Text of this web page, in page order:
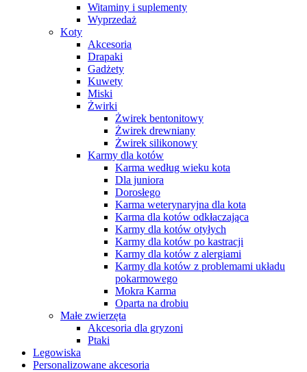
Witaminy i suplementy
Wyprzedaż
Koty
Akcesoria
Drapaki
Gadżety
Kuwety
Miski
Żwirki
Żwirek bentonitowy
Żwirek drewniany
Żwirek silikonowy
Karmy dla kotów
Karma według wieku kota
Dla juniora
Dorosłego
Karma weterynaryjna dla kota
Karma dla kotów odkłaczająca
Karmy dla kotów otyłych
Karmy dla kotów po kastracji
Karmy dla kotów z alergiami
Karmy dla kotów z problemami układu
pokarmowego
Mokra Karma
Oparta na drobiu
Małe zwierzęta
Akcesoria dla gryzoni
Ptaki
Legowiska
Personalizowane akcesoria